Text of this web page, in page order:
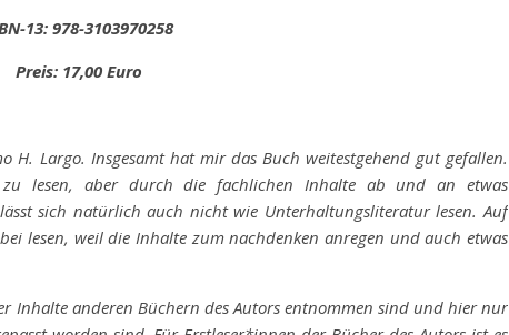
13: 978-3103970258
Preis: 17,00 Euro
H. Largo. Insgesamt hat mir das Buch weitestgehend gut gefallen.
lesen, aber durch die fachlichen Inhalte ab und an etwas
sich natürlich auch nicht wie Unterhaltungsliteratur lesen. Auf
lesen, weil die Inhalte zum nachdenken anregen und auch etwas
Inhalte anderen Büchern des Autors entnommen sind und hier nur